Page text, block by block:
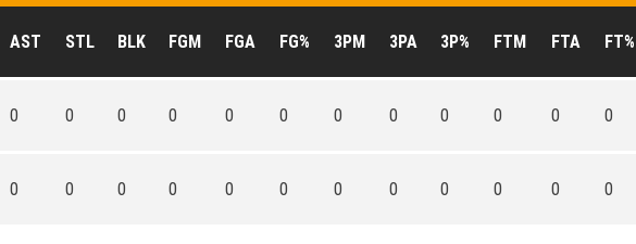
AST STL BLK FGM FGA FG% 3PM 3PA 3P% FTM FTA FT%
0 0 0 0 0 0 0 0 0 0 0 0
0 0 0 0 0 0 0 0 0 0 0 0